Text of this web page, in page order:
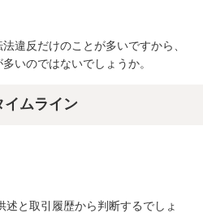
違反だけのことが多いですから、
いのではないでしょうか。
イムライン
述と取引履歴から判断するでしょ